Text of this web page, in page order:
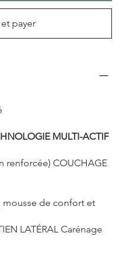
payer
MULTI-ACTIF
renforcée) COUCHAGE
mousse de confort et
LATÉRAL Carénage